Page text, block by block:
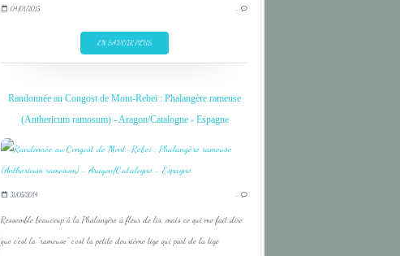
VARRADOS
04/01/2015 …
EN SAVOIR PLUS
FLOWER
PINK
PYRENEES
Randonnée au Congost de Mont-Rebei : Phalangère rameuse
(Anthericum ramosum) - Aragon/Catalogne - Espagne
31/05/2014 …
Ressemble beaucoup à la Phalangère à fleur de lis, mais ce qui me fait dire
que c'est la "rameuse" c'est la petite deuxième tige qui part de la tige